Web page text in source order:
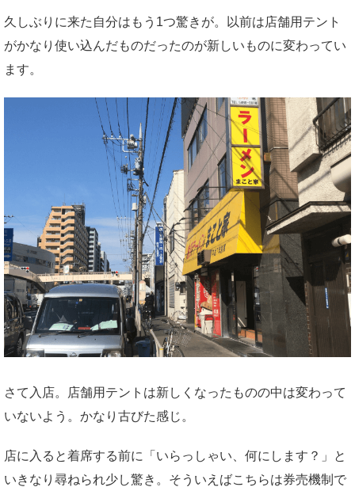
久しぶりに来た自分はもう1つ驚きが。以前は店舗用テント
がかなり使い込んだものだったのが新しいものに変わってい
ます。
さて入店。店舗用テントは新しくなったものの中は変わって
いないよう。かなり古びた感じ。
店に入ると着席する前に「いらっしゃい、何にします？」と
いきなり尋ねられ少し驚き。そういえばこちらは券売機制で